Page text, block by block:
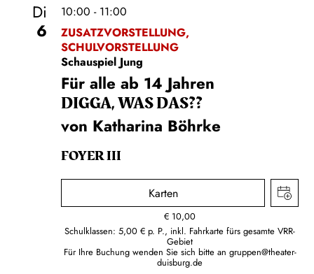
Di
6
10:00 - 11:00
ZUSATZVORSTELLUNG,
SCHULVORSTELLUNG
Schauspiel Jung
Für alle ab 14 Jahren
DIGGA, WAS DAS??
von Katharina Böhrke
FOYER III
Karten
€ 10,00
Schulklassen: 5,00 € p. P., inkl. Fahrkarte fürs gesamte VRR-
Gebiet
Für Ihre Buchung wenden Sie sich bitte an gruppen@theater-
duisburg.de